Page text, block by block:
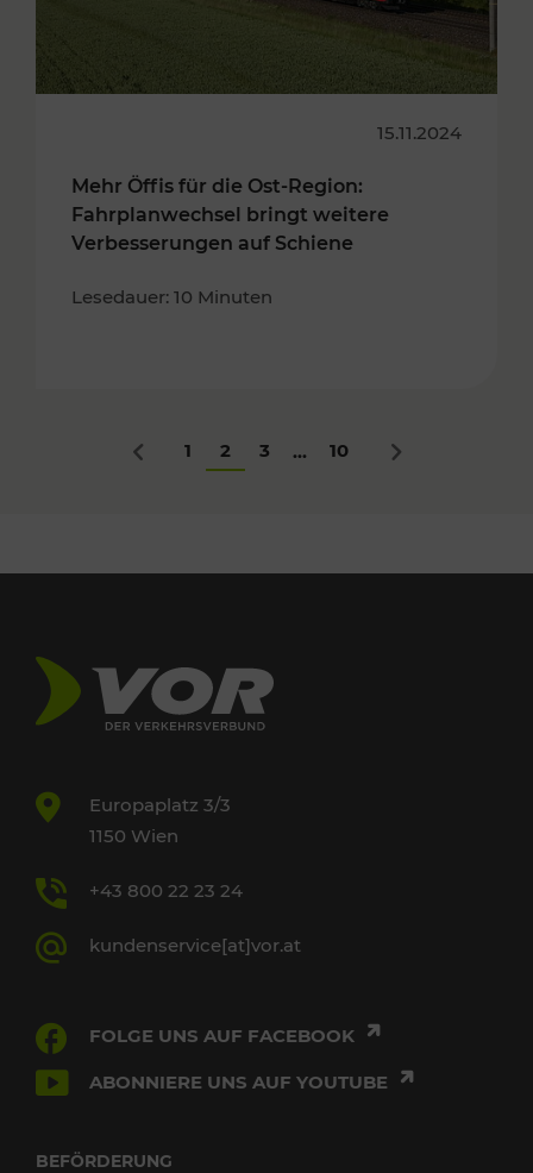
15.11.2024
Mehr Öffis für die Ost-Region:
Fahrplanwechsel bringt weitere
Verbesserungen auf Schiene
Lesedauer: 10 Minuten
Zurück
1 2 3 ... 10 Nächstes
Europaplatz 3/3
1150 Wien
+43 800 22 23 24
kundenservice[at]vor.at
FOLGE UNS AUF FACEBOOK
ABONNIERE UNS AUF YOUTUBE
BEFÖRDERUNG